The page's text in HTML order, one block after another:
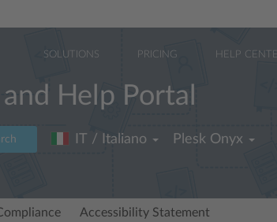
SOLUTIONS PRICING HELP
Help Portal
IT / Italiano Plesk Onyx
Accessibility Statement